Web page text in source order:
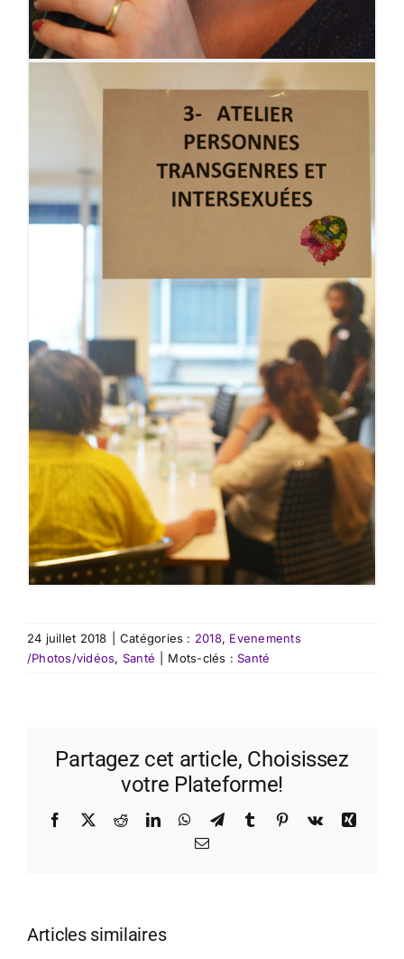
24 juillet 2018 Catégories : 2018, Evenements
/Photos/vidéos, Santé Mots-clés :Santé
Partagez cet article, Choisissez
votre Plateforme!
Facebook
X RedditLinkedInWhatsApp
TelegramTumblr Pinterest
Vk
Xing
Email
Articles similaires